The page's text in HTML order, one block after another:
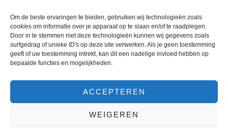
Om de beste ervaringen te bieden, gebruiken wij technologieën zoals
cookies om informatie over je apparaat op te slaan en/of te raadplegen.
Door in te stemmen met deze technologieën kunnen wij gegevens zoals
surfgedrag of unieke ID's op deze site verwerken. Als je geen toestemming
geeft of uw toestemming intrekt, kan dit een nadelige invloed hebben op
bepaalde functies en mogelijkheden.
ACCEPTEREN
WEIGEREN
E-mail*